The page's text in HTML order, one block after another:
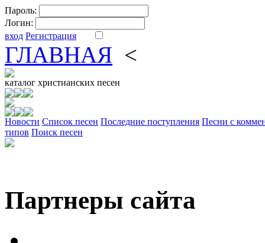
Пароль:
Логин:
вход Регистрация
ГЛАВНАЯ <
каталог христианских песен
Новости Cписок песен Последние поступления Песни с
типов Поиск песен
Партнеры сайта